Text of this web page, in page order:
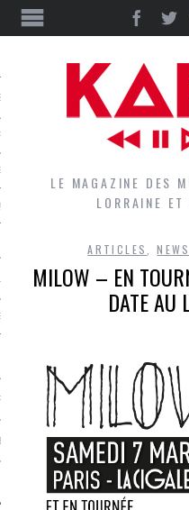
GROUPES DU LOCAL
LE MAGAZINE DES
LORRAINE
ARTICLES ,NEWS
MILOW – EN
DATE AU